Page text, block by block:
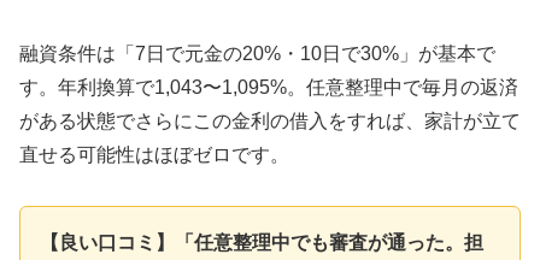
融資条件は「7日で元金の20%・10日で30%」が基本で
す。年利換算で1,043〜1,095%。任意整理中で毎月の返済
がある状態でさらにこの金利の借入をすれば、家計が立て
直せる可能性はほぼゼロです。
【良い口コミ】「任意整理中でも審査が通った。担